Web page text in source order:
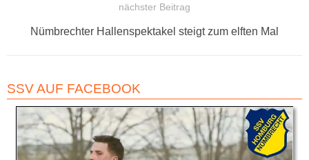
nächster Beitrag
Nächster
Nümbrechter Hallenspektakel steigt zum elften Mal
SSV AUF FACEBOOK